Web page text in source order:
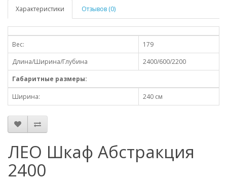
Характеристики Отзывов (0)
Вес:
179
Длина/Ширина/Глубина
2400/600/2200
Габаритные размеры:
Ширина: 240 см
ЛЕО Шкаф Абстракция
2400